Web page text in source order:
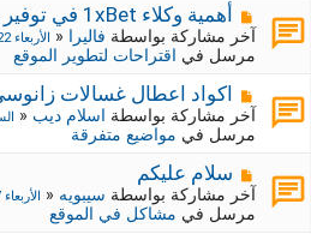
م
ش
ر
ك
ة
ج
د
د
ة
أهمية وكلاء 1xBet في توفير خيارات دفع محلية
آخر مشاركة بواسطة فاليرا « الأربعاء 22 يوليو 2026, الساعة 07:54
مرسل في اقتراحات لتطوير الموقع
م
ش
ر
ك
ة
ج
د
اكواد اعطال غسالات
آخر مشاركة بواسطة اسلام ديب« السبت 04
مرسل في مواضيع متفرقة
م
ش
ر
سلام عليكم
آخر مشاركة بواسطة سيبويه« الأربعاء 17 يونيو 2026, الساعة 11:37
مرسل في مشاكل في الموقع